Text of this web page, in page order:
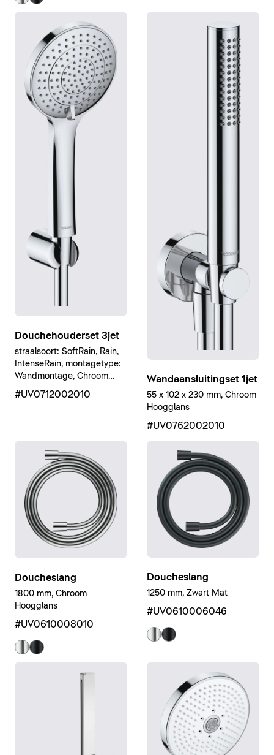
Douchehouderset 3jet
straalsoort: SoftRain, Rain,
IntenseRain, montagetype:
Wandmontage, Chroom
Hoogglans
#UV0712002010
Wandaansluitingset 1jet
55 x 102 x 230 mm, Chroom
Hoogglans
#UV0762002010
Doucheslang
1800 mm, Chroom
Hoogglans
#UV0610008010
Doucheslang
1250 mm, Zwart Mat
#UV0610006046